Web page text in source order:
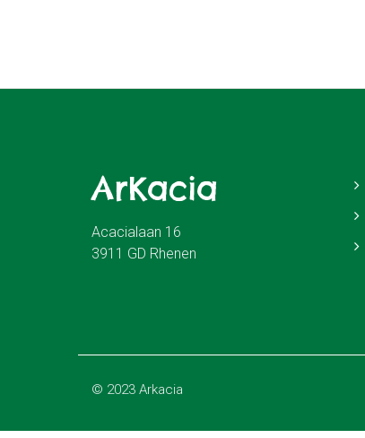
ArKacia
Acacialaan 16
3911 GD Rhenen
© 2023 Arkacia